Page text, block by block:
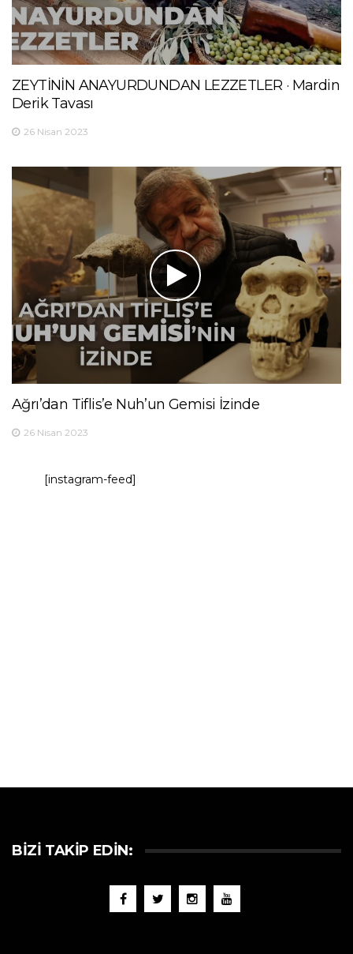
ZEYTİNİN ANAYURDUNDAN LEZZETLER · Mardin
Derik Tavası
26 Nisan 2023
Ağrı’dan Tiflis’e Nuh’un Gemisi İzinde
26 Nisan 2023
[instagram-feed]
BIZI TAKIP EDIN: